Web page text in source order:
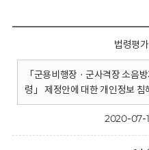
법령평
「군용비행장 · 군사격장 소음
령」 제정안에 대한 개인정보 침
2020-07-